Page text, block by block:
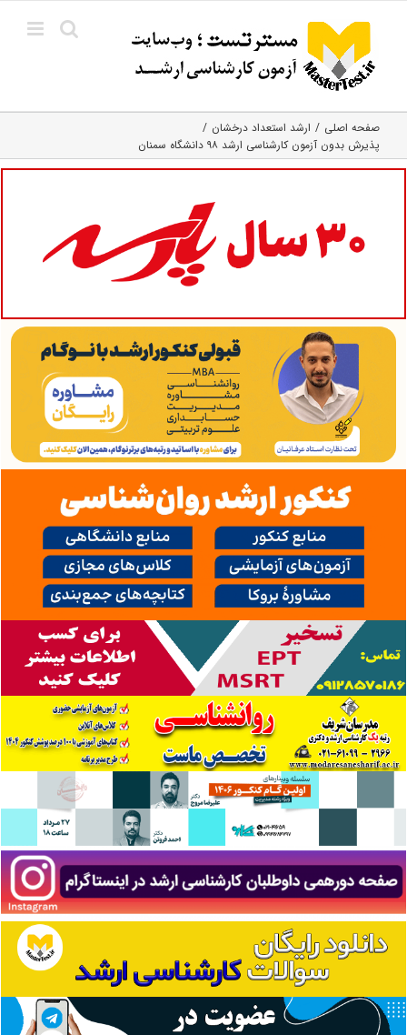
content
صفحه اصلی
ارشد استعداد درخشان
پذیرش بدون آزمون کارشناسی ارشد ۹۸ دانشگاه سمنان